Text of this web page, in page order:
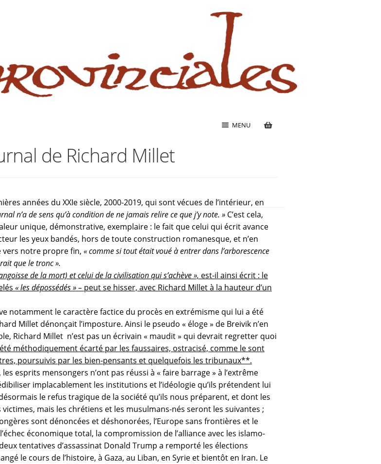
MENU
de Richard Millet
années du XXIe siècle, 2000-2019, qui sont vécues de l’intérieur, en
n’a de sens qu’à condition de ne jamais relire ce que j’y note. » C’est cela,
unique, démonstrative, exemplaire : le fait que celui qui écrit avance
les yeux bandés, hors de toute construction romanesque, et n’en
vers notre propre fin, « comme si tout était voué à entrer dans l’arborescence
que le tronc ».
de la mort) et celui de la civilisation qui s’achève », est-il ainsi écrit : le
« les dépossédés » – peut se hisser, avec Richard Millet à la hauteur d’un
notamment le caractère factice du procès en extrémisme qui lui a été
Millet dénonçait l’imposture. Ainsi le pseudo « éloge » de Breivik n’en
Richard Millet n’est pas un écrivain « maudit » qui devrait regretter quoi
méthodiquement écarté par les faussaires, ostracisé, comme le sont
poursuivis par les bien-pensants et quelquefois les tribunaux**.
esprits mensongers n’ont pas réussi à « faire barrage » à l’extrême
implacablement les institutions et l’idéologie qu’ils prétendent lui
le refus tragique de la société qu’ils nous préparent, et dont les
mais les chrétiens et les musulmans-nés seront les suivantes ;
sont dénoncées et déshonorées, l’Europe sans frontières et le
économique total, la compromission de l’alliance avec les islamo-
tentatives d’assassinat Donald Trump a remporté les élections
le cours de l’histoire, à Gaza, au Liban, en Syrie et bientôt en Iran. Le